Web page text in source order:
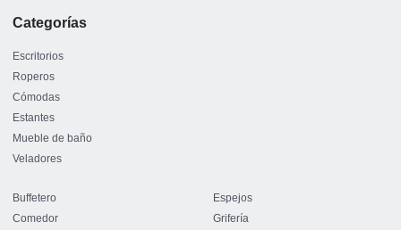
Categorías
Escritorios
Roperos
Cómodas
Estantes
Mueble de baño
Veladores
Buffetero
Comedor
Espejos
Grifería